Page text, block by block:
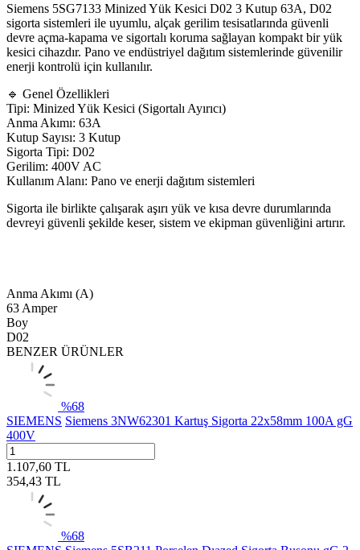
Siemens 5SG7133 Minized Yük Kesici D02 3 Kutup 63A, D02
sigorta sistemleri ile uyumlu, alçak gerilim tesisatlarında güvenli
devre açma-kapama ve sigortalı koruma sağlayan kompakt bir yük
kesici cihazdır. Pano ve endüstriyel dağıtım sistemlerinde güvenilir
enerji kontrolü için kullanılır.
🔹 Genel Özellikleri
Tipi: Minized Yük Kesici (Sigortalı Ayırıcı)
Anma Akımı: 63A
Kutup Sayısı: 3 Kutup
Sigorta Tipi: D02
Gerilim: 400V AC
Kullanım Alanı: Pano ve enerji dağıtım sistemleri
Sigorta ile birlikte çalışarak aşırı yük ve kısa devre durumlarında
devreyi güvenli şekilde keser, sistem ve ekipman güvenliğini artırır.
Anma Akımı (A)
63 Amper
Boy
D02
BENZER ÜRÜNLER
%68
SIEMENS Siemens 3NW62301 Kartuş Sigorta 22x58mm 100A gG
400V
1.107,60 TL
354,43 TL
%68